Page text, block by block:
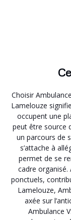
Choisir
Lamelouze
occupent une
peut être source
un parcours de
s’attache à
permet de se
cadre organisé.
ponctuels,
Lamelouze,
axée sur
Ambulance